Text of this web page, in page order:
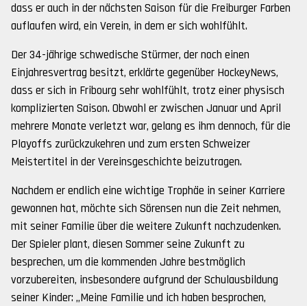
dass er auch in der nächsten Saison für die Freiburger Farben
auflaufen wird, ein Verein, in dem er sich wohlfühlt.
Der 34-jährige schwedische Stürmer, der noch einen
Einjahresvertrag besitzt, erklärte gegenüber HockeyNews,
dass er sich in Fribourg sehr wohlfühlt, trotz einer physisch
komplizierten Saison. Obwohl er zwischen Januar und April
mehrere Monate verletzt war, gelang es ihm dennoch, für die
Playoffs zurückzukehren und zum ersten Schweizer
Meistertitel in der Vereinsgeschichte beizutragen.
Nachdem er endlich eine wichtige Trophäe in seiner Karriere
gewonnen hat, möchte sich Sörensen nun die Zeit nehmen,
mit seiner Familie über die weitere Zukunft nachzudenken.
Der Spieler plant, diesen Sommer seine Zukunft zu
besprechen, um die kommenden Jahre bestmöglich
vorzubereiten, insbesondere aufgrund der Schulausbildung
seiner Kinder: „Meine Familie und ich haben besprochen,